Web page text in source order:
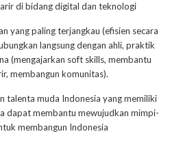
di bidang digital dan teknologi
yang paling terjangkau (efisien secara
langsung dengan ahli, praktik
(mengajarkan soft skills, membantu
membangun komunitas).
talenta muda Indonesia yang memiliki
dapat membantu mewujudkan mimpi-
membangun Indonesia